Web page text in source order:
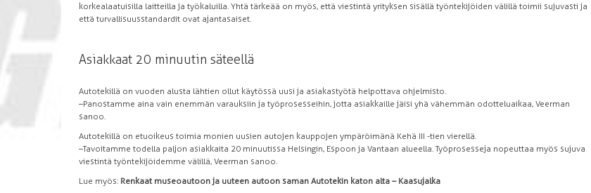
korkealaatuisilla laitteilla ja työkaluilla. Yhtä tärkeää on myös, että viestintä yrityksen sisällä työntekijöiden välillä toimii sujuvasti ja
että turvallisuusstandardit ovat ajantasaiset.
Asiakkaat 20 minuutin säteellä
Autotekillä on vuoden alusta lähtien ollut käytössä uusi ja asiakastyötä helpottava ohjelmisto.
–Panostamme aina vain enemmän varauksiin ja työprosesseihin, jotta asiakkaille jäisi yhä vähemmän odotteluaikaa, Veerman
sanoo.
Autotekillä on etuoikeus toimia monien uusien autojen kauppojen ympäröimänä Kehä III -tien vierellä.
–Tavoitamme todella paljon asiakkaita 20 minuutissa Helsingin, Espoon ja Vantaan alueella. Työprosesseja nopeuttaa myös sujuva
viestintä työntekijöidemme välillä, Veerman sanoo.
Lue myös: Renkaat museoautoon ja uuteen autoon saman Autotekin katon alta – Kaasujalka